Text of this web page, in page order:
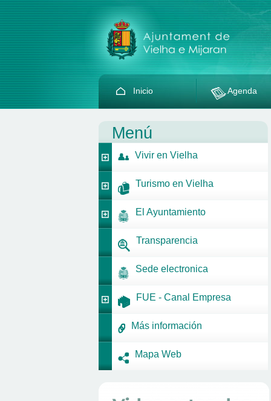
Inicio Agenda
Menú
Vivir en Vielha
Turismo en Vielha
El Ayuntamiento
Transparencia
Sede electronica
FUE - Canal Empresa
Más información
Mapa Web